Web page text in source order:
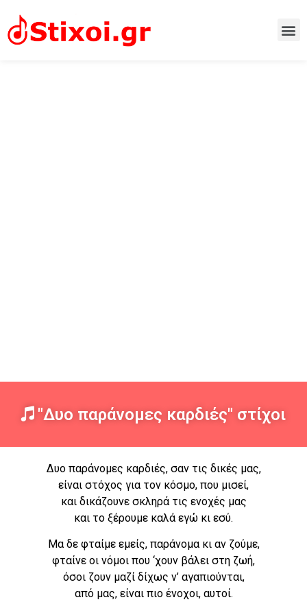
"Δυο παράνομες καρδιές" στίχοι
Δυο παράνομες καρδιές, σαν τις δικές μας,
είναι στόχος για τον κόσμο, που μισεί,
και δικάζουνε σκληρά τις ενοχές μας
και το ξέρουμε καλά εγώ κι εσύ.
Μα δε φταίμε εμείς, παράνομα κι αν ζούμε,
φταίνε οι νόμοι που ‘χουν βάλει στη ζωή,
όσοι ζουν μαζί δίχως ν’ αγαπιούνται,
από μας, είναι πιο ένοχοι, αυτοί.